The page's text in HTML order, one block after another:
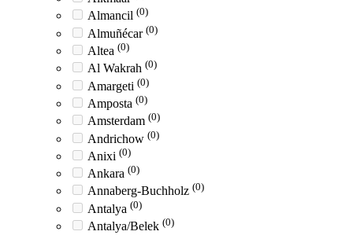
Almancil (0)
Almuñécar (0)
Altea (0)
Al Wakrah (0)
Amargeti (0)
Amposta (0)
Amsterdam (0)
Andrichow (0)
Anixi (0)
Ankara (0)
Annaberg-Buchholz (0)
Antalya (0)
Antalya/Belek (0)